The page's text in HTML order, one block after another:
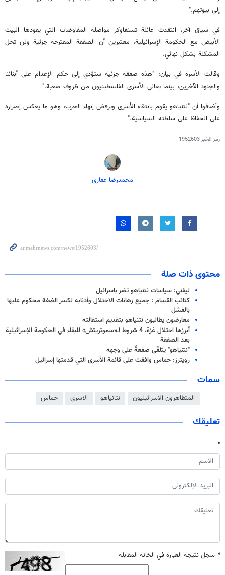
إلى بيوتهم."
في سياق آخر، انتقدت عائلة تسنغاوكر مواصلة المفاوضات التي يقودها البيت
الأبيض مع الحكومة الإسرائيلية، معتبرين أن الصفقة المقترحة جزئية ولن تحل
المشكلة بشكل نهائي.
وقالت الأسرة في بيان: "هذه صفقة جزئية ستؤدي إلى حكم الإعدام على أبنائنا
والجنود الآخرين، بينما يعاني الأسرى الفلسطينيون من ظروف صعبة."
وأضافوا أن "نتنياهو يقوم بانتقاء الأسرى ويرفض إنهاء الحرب، وهو ما يعكس إصراره
على الحفاظ على سلطته السياسية."
رمز الخبر1952603
محمدرضا غفاری
محتوى ذات صلة
ليفني: سياسات نتنياهو تضر باسرائيل
کتائب القسام : جمیع رهانات الاحتلال وأذنابه لكسر الضفة محكوم عليها
بالفشل
معارضون يطالبون نتنياهو بتقديم استقالته
أبرزها احتلال غزة، 4 شروط لـ«سموتريتش» للبقاء في الحكومة الإسرائيلية
بعد الصفقة
"نتنياهو" يتلقّى صفعةً على وجهه
رويترز: حماس وافقت على قائمة الأسرى التي قدمتها إسرائيل
سمات
المتظاهرون الاسرائيليون نتانياهو الاسرى حماس
تعليقك
* سجل نتيجة العبارة في الخانة المقابلة